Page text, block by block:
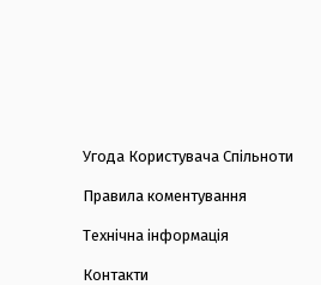
Угода Користувача Спільноти
Правила коментування
Технічна інформація
Контакти